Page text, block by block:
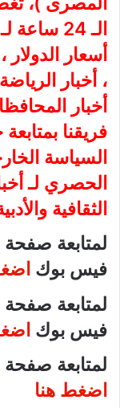
الـ 24
أسعار
، أخبار
أخبار
فريقنا
السياسة
الحصري لـ
الثقافية
لمتابعة
فيس بوك
لمتابعة
فيس بوك
لمتابعة
اضغط هنا